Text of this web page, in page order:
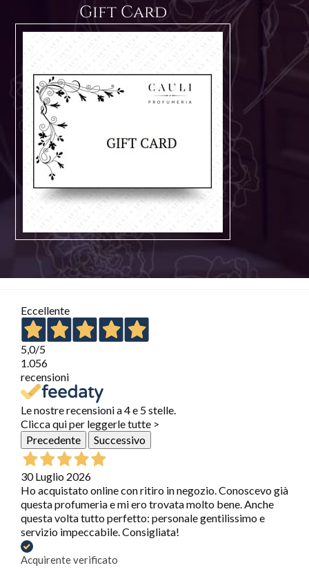
Gift Card
Eccellente
5,0/5
1.056
recensioni
Le nostre recensioni a 4 e 5 stelle.
Clicca qui per leggerle tutte >
Precedente
Successivo
30 Luglio 2026
Ho acquistato online con ritiro in negozio. Conoscevo già
questa profumeria e mi ero trovata molto bene. Anche
questa volta tutto perfetto: personale gentilissimo e
servizio impeccabile. Consigliata!
Acquirente verificato